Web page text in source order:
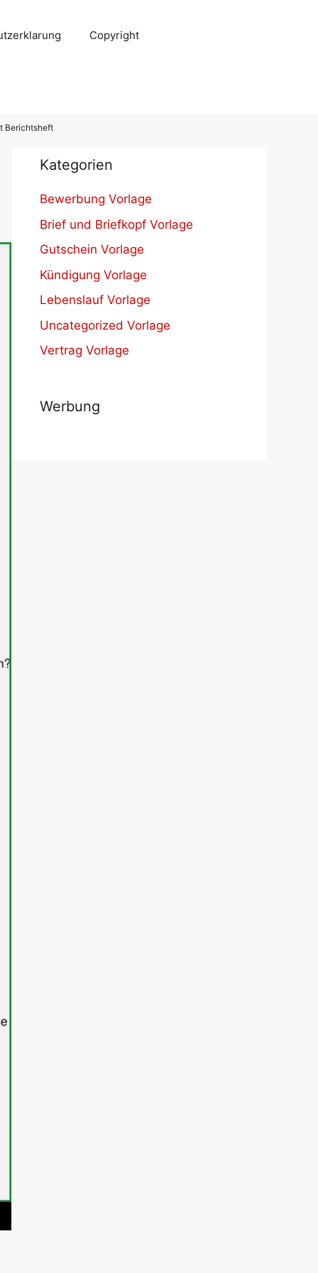
Copyright
Berichtsheft
Kategorien
Bewerbung Vorlage
Brief und Briefkopf Vorlage
Gutschein Vorlage
Kündigung Vorlage
Lebenslauf Vorlage
Uncategorized Vorlage
Vertrag Vorlage
Werbung